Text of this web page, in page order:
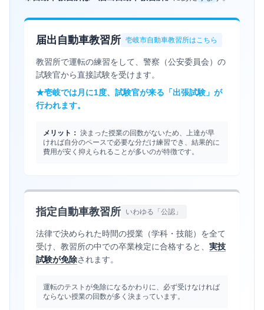
届出自動車教習所 壱岐市自動車教習所はこちら
教習所で運転の練習をして、警察（公安委員会）の
試験官から直接試験を受けます。
★壱岐では月に1度、試験官が来る「出張試験」が
行われます。
メリット： 決まった授業の回数がないため、上達が早
ければ自分のペースで必要な分だけ練習でき、結果的に
費用が安く抑えられることが多いのが特徴です。
指定自動車教習所 いわゆる「公認」
法律で決められた時間の授業（学科・技能）を全て
受け、教習所の中での卒業検定に合格すると、 実技
試験が免除されます。
運転のテストが免除になるかわりに、必ず受けなければ
ならない授業の回数が多く決まっています。